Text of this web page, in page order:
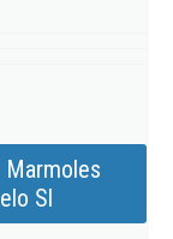
Sl